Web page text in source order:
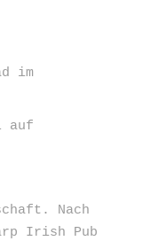
im
auf
Nach
Irish Pub